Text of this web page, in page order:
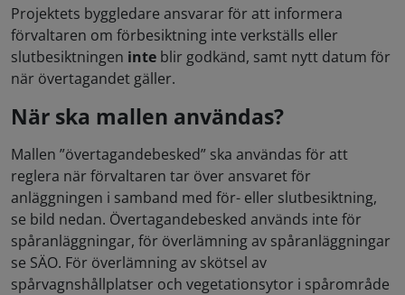
Projektets byggledare ansvarar för att informera
förvaltaren om förbesiktning inte verkställs eller
slutbesiktningen inte blir godkänd, samt nytt datum för
när övertagandet gäller.
När ska mallen användas?
Mallen ”övertagandebesked” ska användas för att
reglera när förvaltaren tar över ansvaret för
anläggningen i samband med för- eller slutbesiktning,
se bild nedan. Övertagandebesked används inte för
spåranläggningar, för överlämning av spåranläggningar
se SÄO. För överlämning av skötsel av
spårvagnshållplatser och vegetationsytor i spårområde